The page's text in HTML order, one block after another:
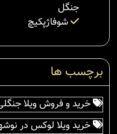
جنگل
شوفاژپکیچ
برچسب ها
خرید و فروش ویلا
خرید ویلا لوکس در